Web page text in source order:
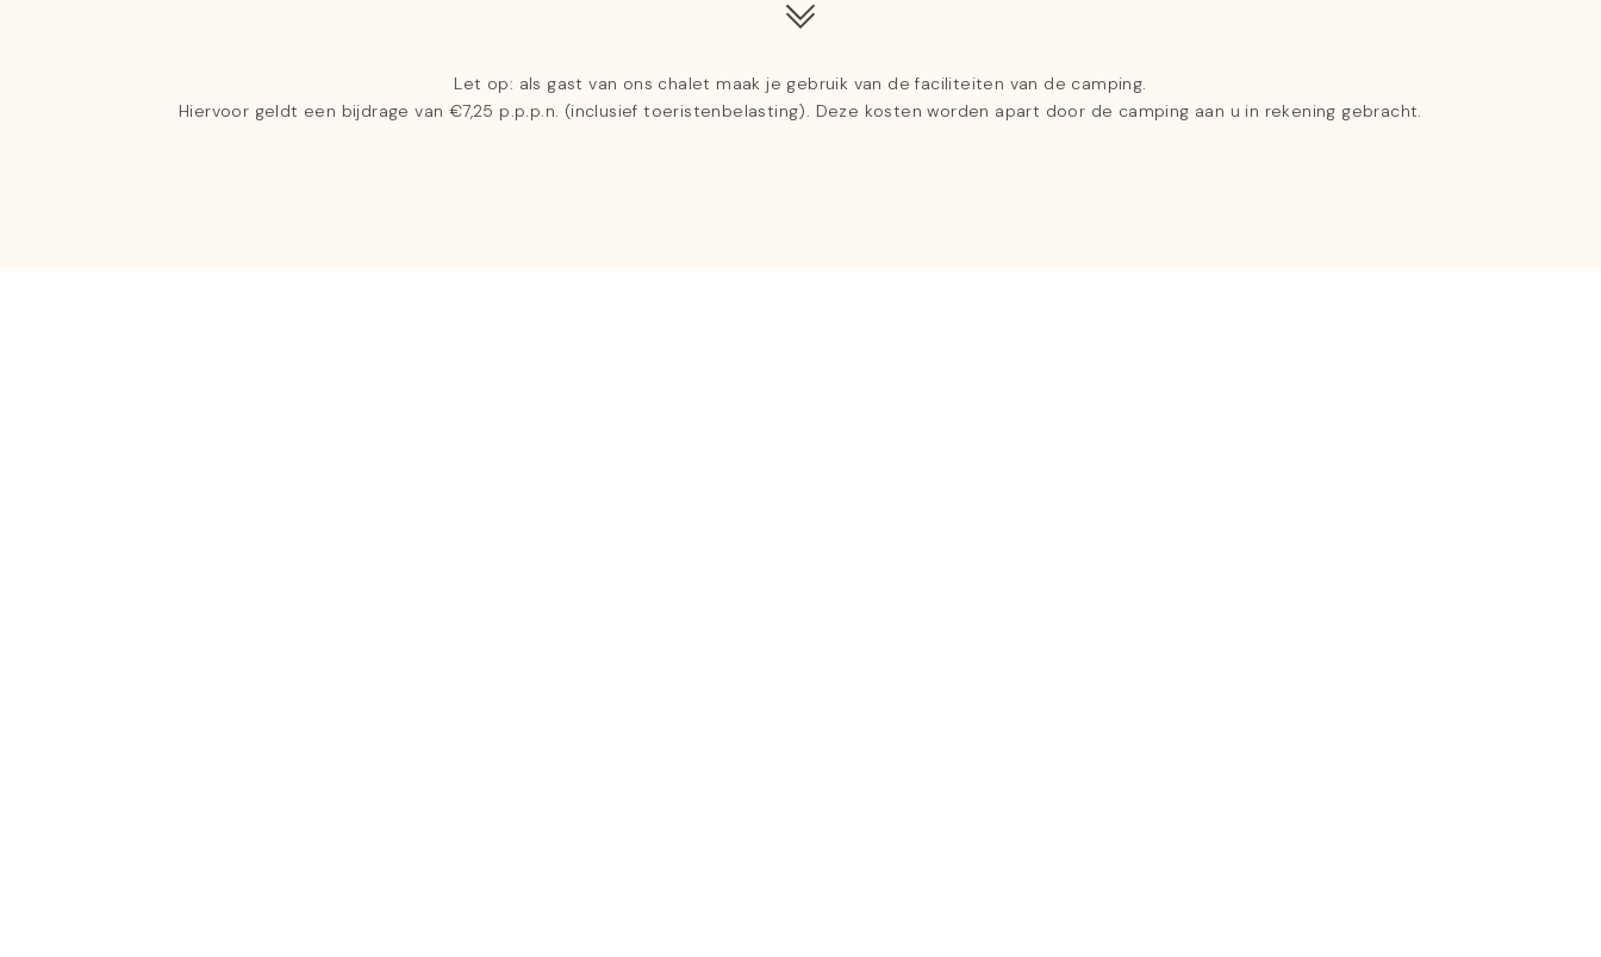
Let op: als gast van ons chalet maak je gebruik van de faciliteiten van de camping.
Hiervoor geldt een bijdrage van €7,25 p.p.p.n. (inclusief toeristenbelasting). Deze kosten worden apart door de camping aan u in rekening gebracht.